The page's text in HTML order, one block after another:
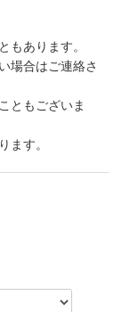
もあります。
場合はご連絡さ
ともございま
ます。